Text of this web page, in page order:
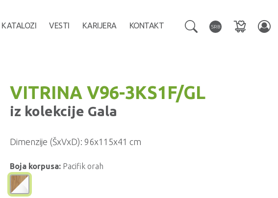
KATALOZI VESTI KARIJERA KONTAKT SRB
VITRINA V96-3KS1F/GL
iz kolekcije Gala
Dimenzije (ŠxVxD): 96x115x41 cm
Boja korpusa: Pacifik orah